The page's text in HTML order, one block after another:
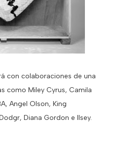
con colaboraciones de una
como Miley Cyrus, Camila
Angel Olson, King
Diana Gordon e Ilsey.